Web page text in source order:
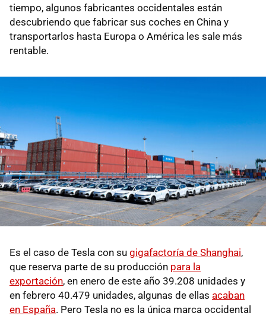
tiempo, algunos fabricantes occidentales están
descubriendo que fabricar sus coches en China y
transportarlos hasta Europa o América les sale más
rentable.
Es el caso de Tesla con su gigafactoría de Shanghai,
que reserva parte de su producción para la
exportación, en enero de este año 39.208 unidades y
en febrero 40.479 unidades, algunas de ellas acaban
en España. Pero Tesla no es la única marca occidental